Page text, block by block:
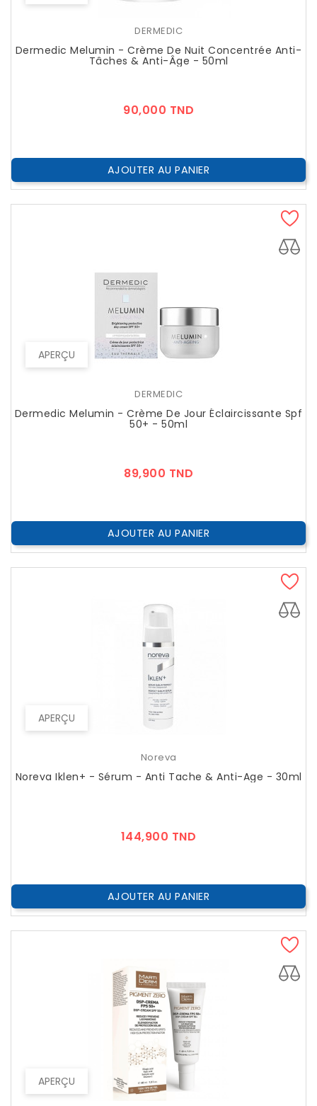
DERMEDIC
Dermedic Melumin - Crème De Nuit Concentrée Anti-
Tâches & Anti-Âge - 50ml
90,000 TND
AJOUTER AU PANIER
APERÇU
DERMEDIC
Dermedic Melumin - Crème De Jour Éclaircissante Spf
50+ - 50ml
89,900 TND
AJOUTER AU PANIER
APERÇU
Noreva
Noreva Iklen+ - Sérum - Anti Tache & Anti-Age - 30ml
144,900 TND
AJOUTER AU PANIER
APERÇU